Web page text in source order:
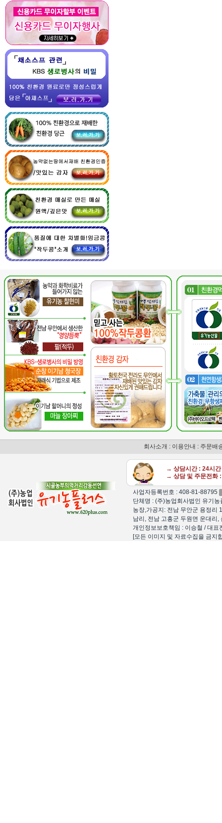
회사소개 : 이용안내 : 주문배
→ 상담시간 : 24시간
→ 상담 및 주문전화
사업자등록번호 : 408-81-88795
단체명 : (주)농업회사법인 유기
농장,가공지: 전남 무안군 용정리
남리, 전남 고흥군 두원면 운대리
개인정보보호책임 : 이승철 / 대
[모든 이미지 및 자료수집을 금지